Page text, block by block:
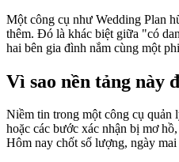
Một công cụ như Wedding Plan
thêm. Đó là khác biệt giữa "có
hai bên gia đình nắm cùng một
Vì sao nền tảng này
Niềm tin trong một công cụ quản
hoặc các bước xác nhận bị mơ
Hôm nay chốt số lượng, ngày